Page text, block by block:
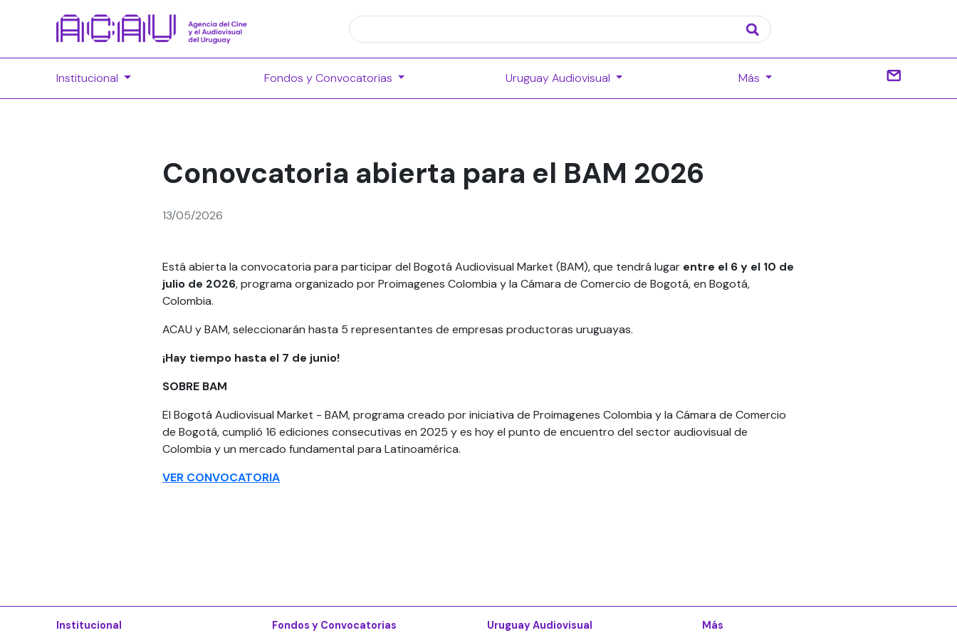
Institucional Fondos y Convocatorias Uruguay Audiovisual Más
Conovcatoria abierta para el BAM 2026
13/05/2026
Está abierta la convocatoria para participar del Bogotá Audiovisual Market (BAM), que tendrá lugar entre el 6 y el 10 de
julio de 2026, programa organizado por Proimagenes Colombia y la Cámara de Comercio de Bogotá, en Bogotá,
Colombia.
ACAU y BAM, seleccionarán hasta 5 representantes de empresas productoras uruguayas.
¡Hay tiempo hasta el 7 de junio!
SOBRE BAM
El Bogotá Audiovisual Market - BAM, programa creado por iniciativa de Proimagenes Colombia y la Cámara de Comercio
de Bogotá, cumplió 16 ediciones consecutivas en 2025 y es hoy el punto de encuentro del sector audiovisual de
Colombia y un mercado fundamental para Latinoamérica.
VER CONVOCATORIA
Institucional Fondos y Convocatorias Uruguay Audiovisual Más